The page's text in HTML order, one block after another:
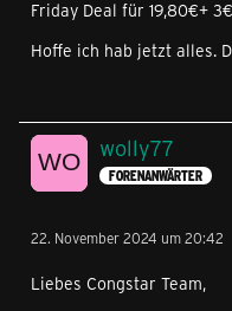
Friday Deal für 19,80€+
Hoffe ich hab jetzt alles.
wolly77
FORENANWÄRTER
22. November 2024 um 20:42
Liebes Congstar Team,